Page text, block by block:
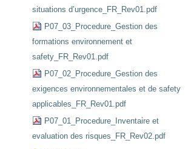
situations d’urgence_FR_Rev01.pdf
P07_03_Procedure_Gestion des
formations environnement et
safety_FR_Rev01.pdf
P07_02_Procedure_Gestion des
exigences environnementales et de safety
applicables_FR_Rev01.pdf
P07_01_Procedure_Inventaire et
evaluation des risques_FR_Rev02.pdf